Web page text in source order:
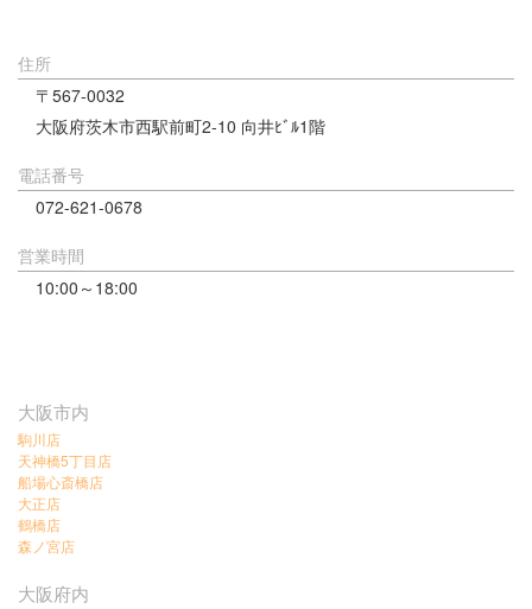
住所
〒567-0032
大阪府茨木市西駅前町2-10 向井ﾋﾞﾙ1階
電話番号
072-621-0678
営業時間
10:00～18:00
大阪市内
駒川店
天神橋5丁目店
船場心斎橋店
大正店
鶴橋店
森ノ宮店
大阪府内